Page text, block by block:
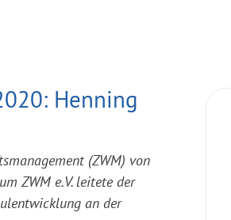
Henning
(ZWM) von
ZWM e.V. leitete der
an der